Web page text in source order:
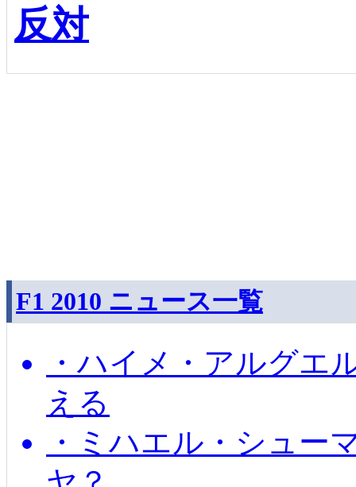
反対
F1 2010 ニュース一覧
・ハイメ・アルグエ
える
・ミハエル・シュー